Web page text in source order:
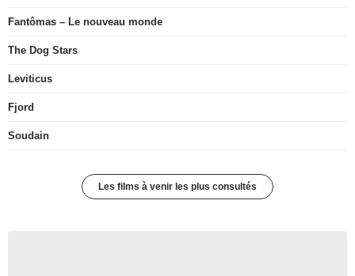
Fantômas – Le nouveau monde
The Dog Stars
Leviticus
Fjord
Soudain
Les films à venir les plus consultés